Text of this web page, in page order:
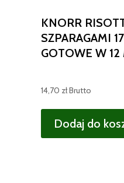
KNORR
SZPARAGAMI
GOTOWE W
14,70 złBrutto
Dodaj do